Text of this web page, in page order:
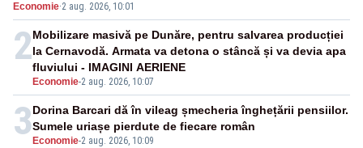
pensii
Economie·2 aug. 2026, 10:01
2
Economie-2 aug. 2026, 10:07
Mobilizare masivă pe Dunăre, pentru salvarea producției
la Cernavodă. Armata va detona o stâncă și va devia apa
fluviului - IMAGINI AERIENE
3 Economie-2 aug. 2026, 10:09
Dorina Barcari dă în vileag șmecheria înghețării pensiilor.
Sumele uriașe pierdute de fiecare român